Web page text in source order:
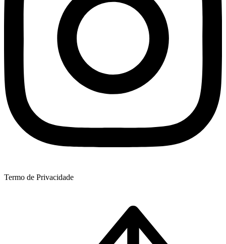
Termo de Privacidade